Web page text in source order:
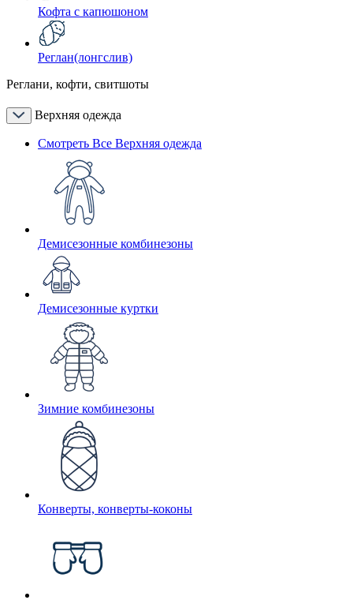
Кофта с капюшоном
Реглан(лонгслив)
Реглани, кофти, свитшоты
Верхняя одежда
Смотреть Все Верхняя одежда
Демисезонные комбинезоны
Демисезонные куртки
Зимние комбинезоны
Конверты, конверты-коконы